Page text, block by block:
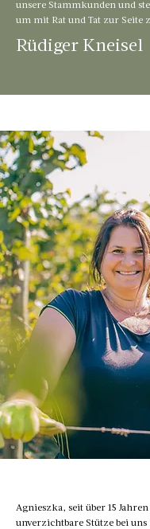
unsere Stammkunden und
um mit Rat und Tat zur Seite
Rüdiger Kneisel
Agnieszka, seit über 15
unverzichtbare Stütze bei